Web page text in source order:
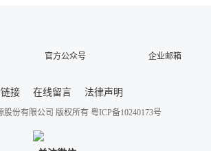
官方公众号 企业邮箱
接 在线留言 法律声明
股份有限公司 版权所有 粤ICP备10240173号